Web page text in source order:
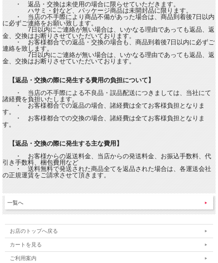
・ 返品・交換は未使用の場合に限らせていただきます。
ハサミ・針など、パッケージ商品は未開封品に限ります。
・ 当店の不手際により商品不備があった場合は、商品到着後7日以内
に必ずご連絡をお願い致します。
7日以内にご連絡が無い場合は、いかなる理由であっても返品、返
金、交換はお断りさせていただいております。
・ お客様都合での返品・交換の場合も、商品到着後7日以内に必ずご
連絡を致します。
7日以内にご連絡が無い場合は、いかなる理由であっても返品、返
金、交換はお断りさせていただいております。
【返品・交換の際に発生する費用の負担について】
・ 当店の不手際による不良品・誤品配送につきましては、当社にて
諸経費を負担いたします。
・ お客様都合での返品の場合、諸経費は全てお客様負担となりま
す。
・ お客様都合での交換の場合、諸経費は全てお客様負担となりま
す。
【返品・交換の際に発生する主な費用】
・ お客様からの返送料金、当店からの発送料金、お振込手数料、代
引き手数料、梱包費用など
・ 送料無料で発送された商品全てを返品された場合は、各運送会社
の正規運賃をご請求させて頂きます。
一覧へ
お店のトップへ戻る
カートを見る
ご利用案内